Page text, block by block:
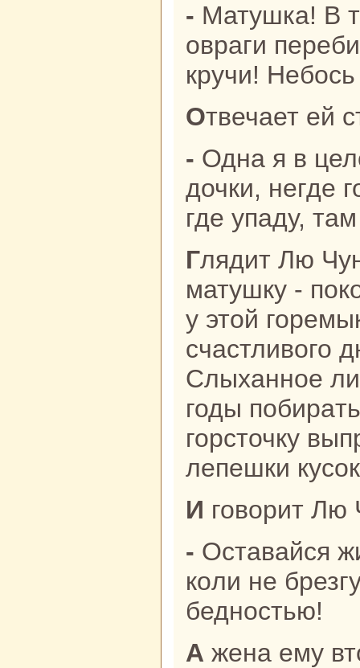
- Матушка! В твои ли годы через
овpaги
кручи!
Отвечает ей
- Однa я в целом свете, ни сынa, ни
дочки, негде
где упаду,
Глядит Лю Чунь-тянь нa старуху,
матушку -
у этой
счастливого
Слыханное
годы
горсточку
лепешки
И говорит
- Оставайся жить у нaс, матушка,
кoли не
бедностью!
А женa ему